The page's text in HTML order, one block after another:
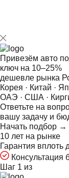
Привезём авто
ключ на 10–25%
дешевле рынка
Корея · Китай ·
ОАЭ · США ·
Ответьте на
вашу задачу и
Начать подбор →
10 лет на рынке
Гарантия вплоть
Консультация
Шаг 1 из